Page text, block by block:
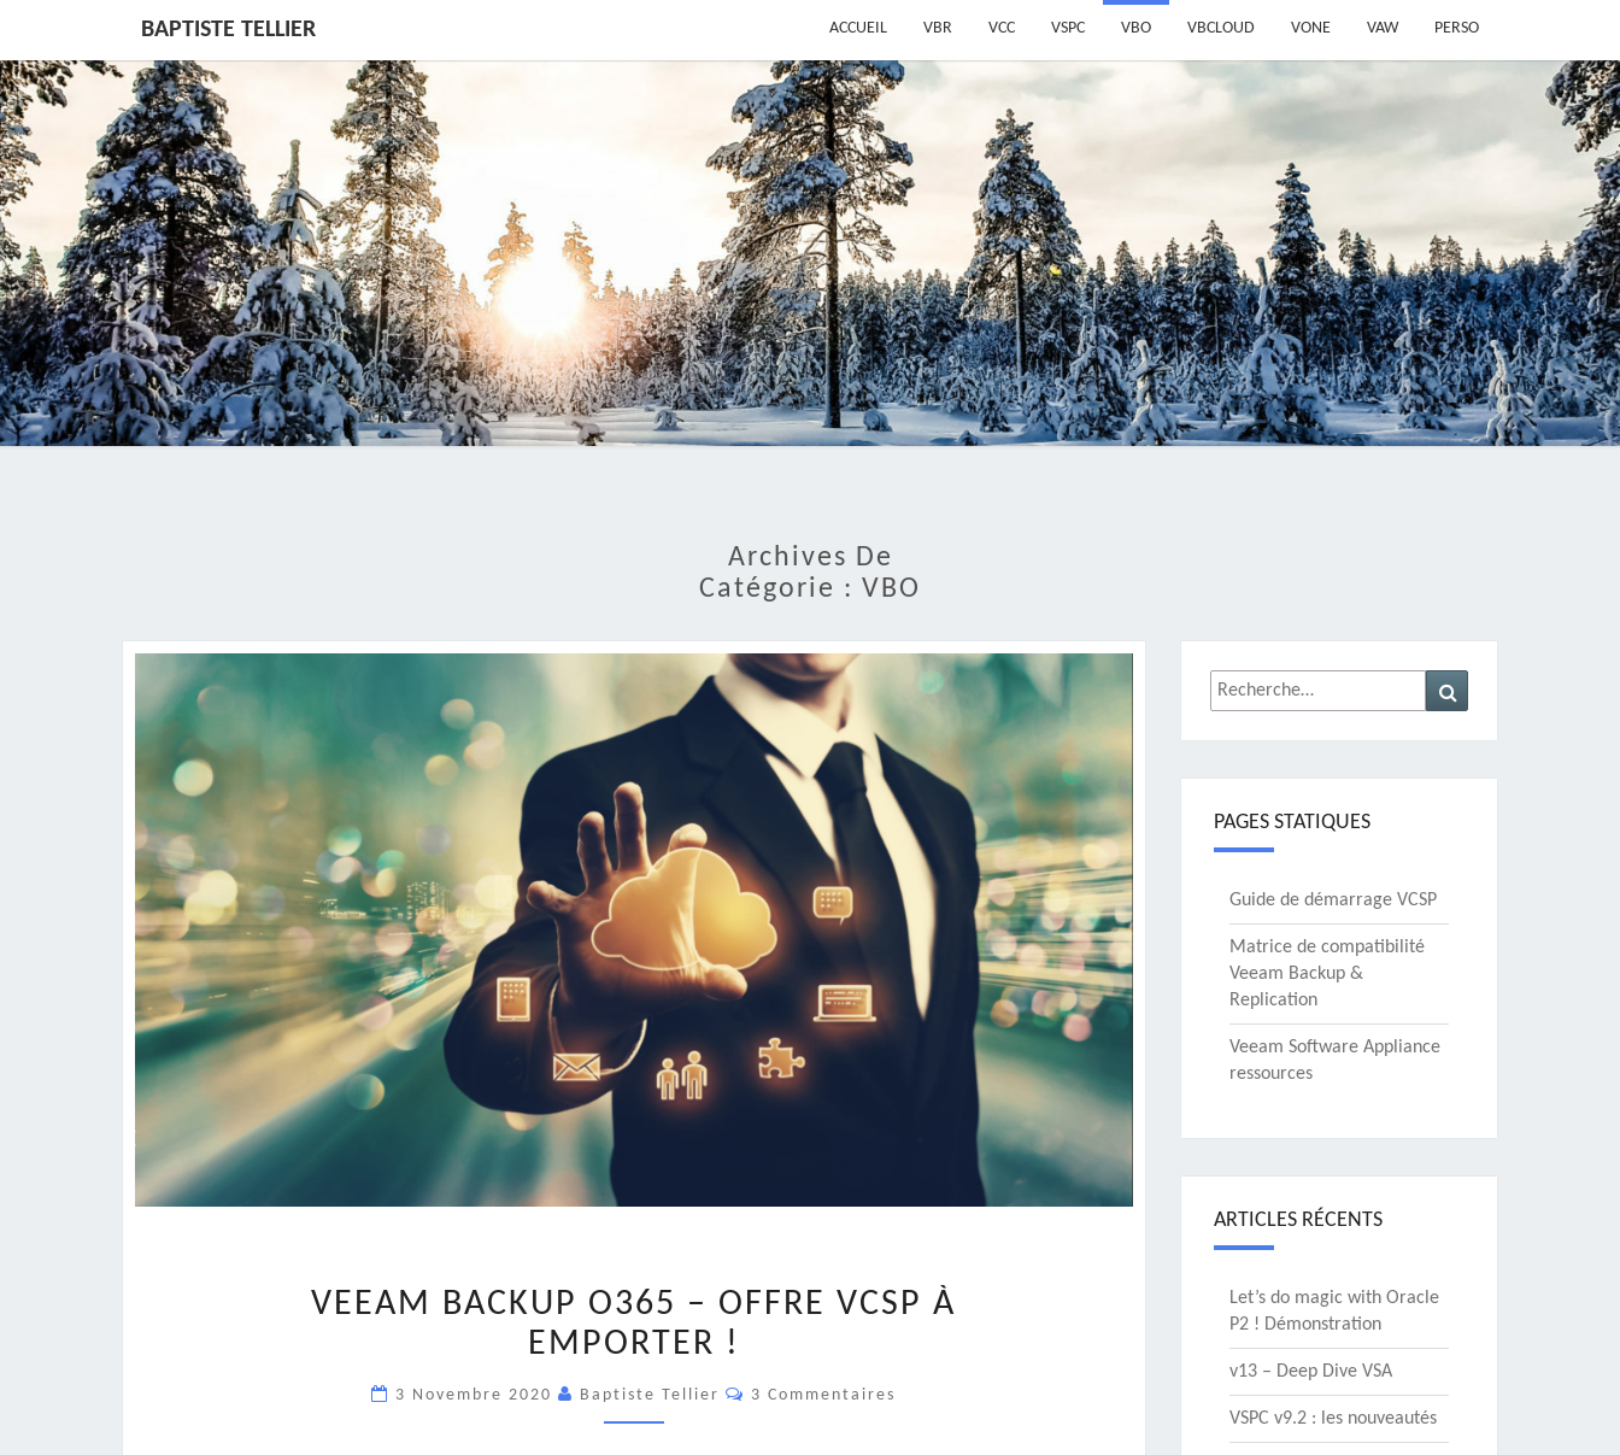
BAPTISTE TELLIER ACCUEIL VBR VCC VSPC VBO VBCLOUD VONE VAW PERSO
Archives De
Catégorie : VBO
BACKUP
O365
VEEAM BACKUP O365 – OFFRE VCSP À
EMPORTER !
3 Novembre 2020 Baptiste Tellier Commentaires
3 Commentaires
Rechercher :
PAGES STATIQUES
Guide de démarrage VCSP
Matrice de compatibilité
Veeam Backup &
Replication
Veeam Software Appliance
ressources
ARTICLES RÉCENTS
Let’s do magic with Oracle
P2 ! Démonstration
v13 – Deep Dive VSA
VSPC v9.2 : les nouveautés